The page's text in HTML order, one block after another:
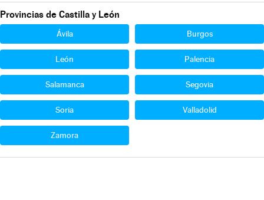
Provincias de Castilla y León
Ávila Burgos
León Palencia
Salamanca Segovia
Soria Valladolid
Zamora